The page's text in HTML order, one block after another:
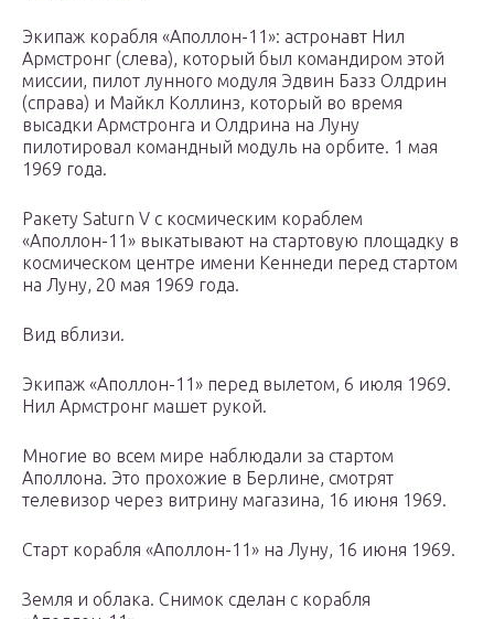
Экипаж корабля «Аполлон-11»: астронавт Нил
Армстронг (слева), который был командиром этой
миссии, пилот лунного модуля Эдвин Базз Олдрин
(справа) и Майкл Коллинз, который во время
высадки Армстронга и Олдрина на Луну
пилотировал командный модуль на орбите. 1 мая
1969 года.
Ракету Saturn V с космическим кораблем
«Аполлон-11» выкатывают на стартовую площадку в
космическом центре имени Кеннеди перед стартом
на Луну, 20 мая 1969 года.
Вид вблизи.
Экипаж «Аполлон-11» перед вылетом, 6 июля 1969.
Нил Армстронг машет рукой.
Многие во всем мире наблюдали за стартом
Аполлона. Это прохожие в Берлине, смотрят
телевизор через витрину магазина, 16 июня 1969.
Старт корабля «Аполлон-11» на Луну, 16 июня 1969.
Земля и облака. Снимок сделан с корабля